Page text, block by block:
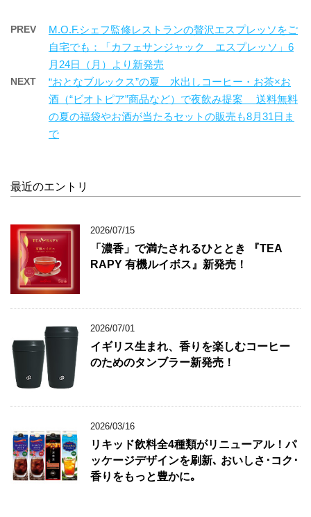
PREV
M.O.F.シェフ監修レストランの贅沢エスプレッソをご
自宅でも：「カフェサンジャック エスプレッソ」6
月24日（月）より新発売
NEXT
“おとなブルックス”の夏 水出しコーヒー・お茶×お
酒（“ビオトピア”商品など）で夜飲み提案 送料無料
の夏の福袋やお酒が当たるセットの販売も8月31日ま
で
最近のエントリ
2026/07/15
「濃香」で満たされるひととき 『TEA
RAPY 有機ルイボス』新発売！
2026/07/01
イギリス生まれ、香りを楽しむコーヒー
のためのタンブラー新発売！
2026/03/16
リキッド飲料全4種類がリニューアル！パ
ッケージデザインを刷新､ おいしさ･コク･
香りをもっと豊かに｡